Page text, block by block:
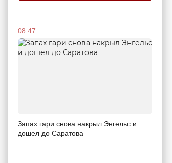
08:47
Запах гари снова накрыл Энгельс и
дошел до Саратова